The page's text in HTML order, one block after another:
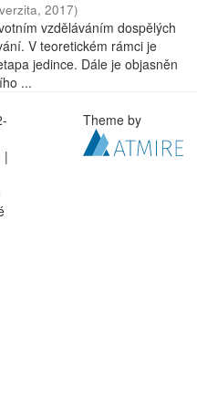
, 2017)
vzděláváním dospělých
V teoretickém rámci je
jedince. Dále je objasněn
...
|
Theme by